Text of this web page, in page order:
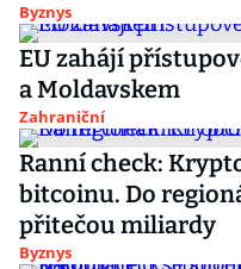
Byznys
EU zahájí
a Moldavskem
Zahraniční
Ranní check:
bitcoinu. Do
přitečou miliardy
Byznys